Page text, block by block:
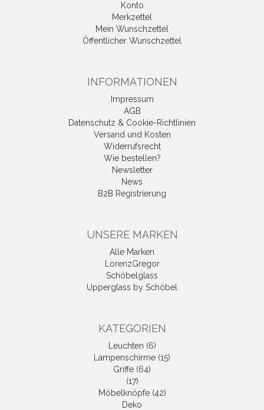
Konto
Merkzettel
Mein Wunschzettel
Öffentlicher Wunschzettel
INFORMATIONEN
Impressum
AGB
Datenschutz & Cookie-Richtlinien
Versand und Kosten
Widerrufsrecht
Wie bestellen?
Newsletter
News
B2B Registrierung
UNSERE MARKEN
Alle Marken
LorenzGregor
Schöbelglass
Upperglass by Schöbel
KATEGORIEN
Leuchten (6)
Lampenschirme (15)
Griffe (64)
(17)
Möbelknöpfe (42)
Deko